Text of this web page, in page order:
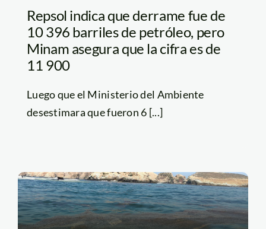
Repsol indica que derrame fue de
10 396 barriles de petróleo, pero
Minam asegura que la cifra es de
11 900
Luego que el Ministerio del Ambiente
desestimara que fueron 6 [...]